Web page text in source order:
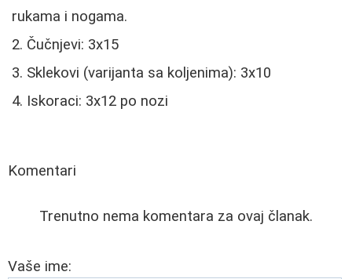
rukama i nogama.
Čučnjevi: 3x15
Sklekovi (varijanta sa koljenima): 3x10
Iskoraci: 3x12 po nozi
Komentari
Trenutno nema komentara za ovaj članak.
Vaše ime: